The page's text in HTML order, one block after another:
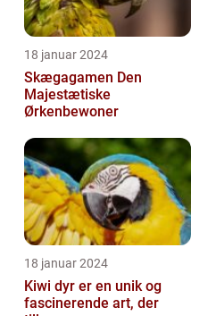
18 januar 2024
Skægagamen Den
Majestætiske
Ørkenbewoner
18 januar 2024
Kiwi dyr er en unik og
fascinerende art, der